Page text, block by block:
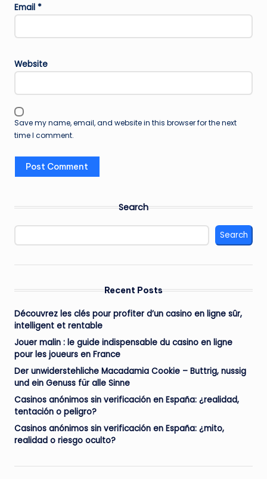
Email *
Website
Save my name, email, and website in this browser for the next
time I comment.
Search
Search
Recent Posts
Découvrez les clés pour profiter d’un casino en ligne sûr,
intelligent et rentable
Jouer malin : le guide indispensable du casino en ligne
pour les joueurs en France
Der unwiderstehliche Macadamia Cookie – Buttrig, nussig
und ein Genuss für alle Sinne
Casinos anónimos sin verificación en España: ¿realidad,
tentación o peligro?
Casinos anónimos sin verificación en España: ¿mito,
realidad o riesgo oculto?